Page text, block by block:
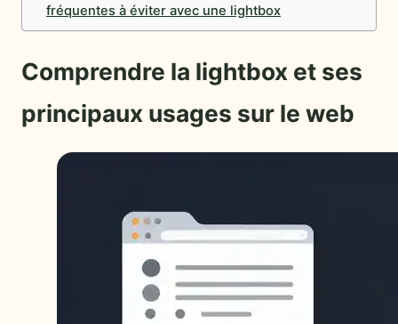
fréquentes à éviter avec une lightbox
Comprendre la lightbox et ses
principaux usages sur le web